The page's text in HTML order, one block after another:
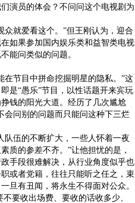
演员的体会？不问问这个电视剧为
就爱看这个。”但王刚认为，迎合
如果参加国内娱乐类和益智类电视
能问类似的问题。
节目中拼命挖掘明星的隐私。”这
是“愚乐”节目，以性话题开来宾玩
钱的阳光大道。经历了几次尴尬
会问别的问题而只能问这种下三烂
伍的不断扩大，一些人怀着一夜
质的参差不齐。”让他担忧的是，
手段很难解决，从行业角度似乎也
或者党籍，往往只能听之任之，束
旦有丑闻，将永生不得面对公众。
要收出场费、要收的话收多少、